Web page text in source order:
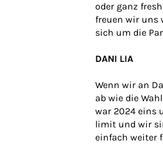
oder ganz
freuen wir uns
sich um die
DANI LIA
Wenn wir an
ab wie die
war 2024 eins
limit und wir
einfach weiter